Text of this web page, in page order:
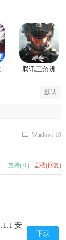
腾讯三角洲
默认
Windows 10
支持( 0 ) 盖楼(回复)
安
下载